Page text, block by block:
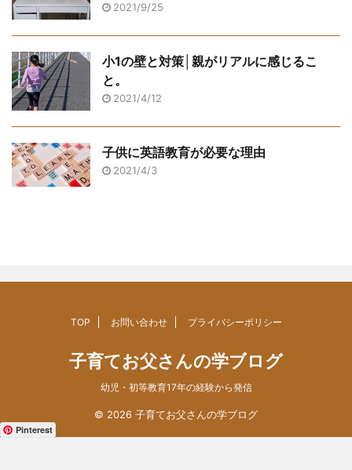
2021/9/25
小1の壁と対策│親がリアルに感じるこ
と。
2021/4/12
子供に英語教育が必要な理由
2021/4/3
TOP お問い合わせ プライバシーポリシー
子育てお父さんの学ブログ
幼児・初等教育17年の経験から発信
© 2026 子育てお父さんの学ブログ
Pinterest